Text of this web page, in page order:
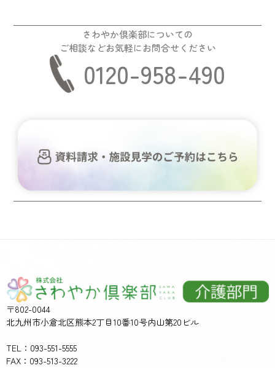
さわやか倶楽部についての
ご相談などお気軽にお問合せください
0120-958-490
〒802-0044
北九州市小倉北区熊本2丁目10番10号内山第20ビル
TEL：093-551-5555
FAX：093-513-3222